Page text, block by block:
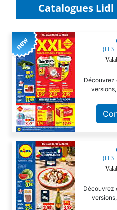
Catalogues Lidl
(LES
Découvrez
(LES
Découvrez